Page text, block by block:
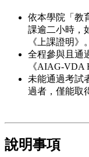
依本學院「教
課逾二小時，
《上課證明》。
全程參與且通
《AIAG-VDA
未能通過考試
過者，僅能取
說明事項